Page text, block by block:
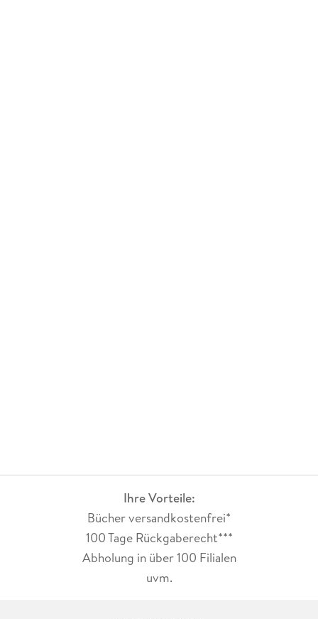
Ihre Vorteile:
Bücher versandkostenfrei*
100 Tage Rückgaberecht***
Abholung in über 100 Filialen
uvm.